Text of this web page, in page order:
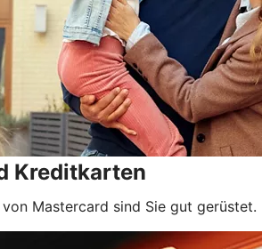
Kreditkarten
Mastercard sind Sie gut gerüstet.